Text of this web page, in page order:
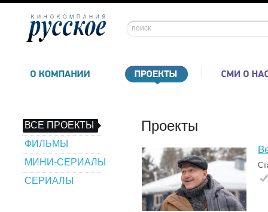
ВСЕ ПРОЕКТЫ
ФИЛЬМЫ
МИНИ-СЕРИАЛЫ
СЕРИАЛЫ
Проекты